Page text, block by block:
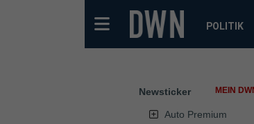
POLITIK
Newsticker MEIN
Auto Premium